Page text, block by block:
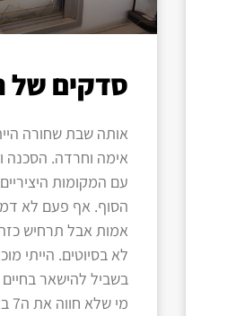
סדקים של
אותה שבת שחורה
אימה וחרדה. הסכנה
עם המקומות
הסוף. אף פעם לא
אמות אבל תרחיש
לא בסיוטים. הייתי
בשביל להישאר בחיים